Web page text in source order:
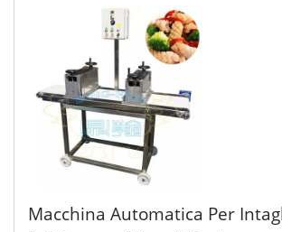
Macchina Automatica Per